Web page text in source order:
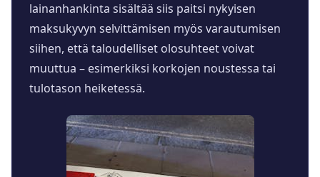
lainanhankinta sisältää siis paitsi nykyisen
maksukyvyn selvittämisen myös varautumisen
siihen, että taloudelliset olosuhteet voivat
muuttua – esimerkiksi korkojen noustessa tai
tulotason heiketessä.